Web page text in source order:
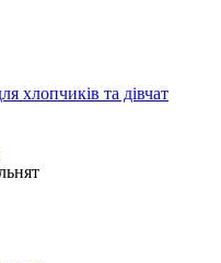
хлопчиків та дівчат